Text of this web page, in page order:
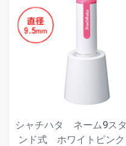
シャチハタ ネーム9スタ
ンド式 ホワイトピンク